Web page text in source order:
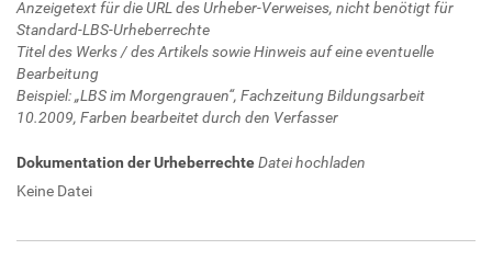
Anzeigetext für die URL des Urheber-Verweises, nicht benötigt für
Standard-LBS-Urheberrechte
Titel des Werks / des Artikels sowie Hinweis auf eine eventuelle
Bearbeitung
Beispiel: „LBS im Morgengrauen“, Fachzeitung Bildungsarbeit
10.2009, Farben bearbeitet durch den Verfasser
Dokumentation der UrheberrechteDatei hochladen
Keine Datei